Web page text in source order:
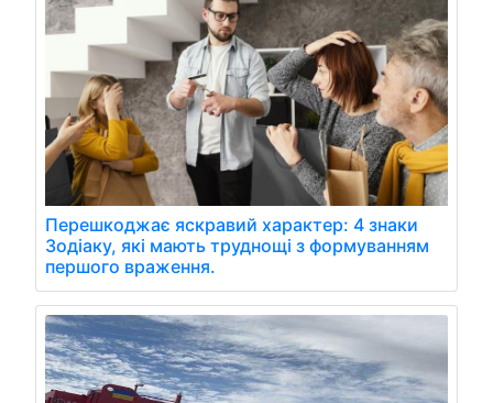
Перешкоджає яскравий характер: 4 знаки
Зодіаку, які мають труднощі з формуванням
першого враження.